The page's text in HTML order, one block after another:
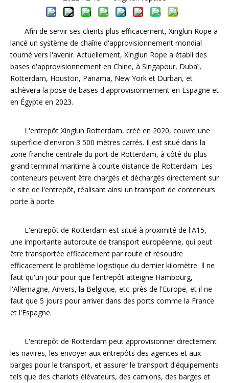
Afin de servir ses clients plus efficacement, Xinglun Rope a
lancé un système de chaîne d'approvisionnement mondial
tourné vers l'avenir. Actuellement, Xinglun Rope a établi des
bases d'approvisionnement en Chine, à Singapour, Dubaï,
Rotterdam, Houston, Panama, New York et Durban, et
achèvera la pose de bases d'approvisionnement en Espagne et
en Égypte en 2023.
L'entrepôt Xinglun Rotterdam, créé en 2020, couvre une
superficie d'environ 3 500 mètres carrés. Il est situé dans la
zone franche centrale du port de Rotterdam, à côté du plus
grand terminal maritime à courte distance de Rotterdam. Les
conteneurs peuvent être chargés et déchargés directement sur
le site de l'entrepôt, réalisant ainsi un transport de conteneurs
porte à porte.
L'entrepôt de Rotterdam est situé à proximité de l'A15,
une importante autoroute de transport européenne, qui peut
être transportée efficacement par route et résoudre
efficacement le problème logistique du dernier kilomètre. Il ne
faut qu'un jour pour que l'entrepôt atteigne Hambourg,
l'Allemagne, Anvers, la Belgique, etc. près de l'Europe, et il ne
faut que 5 jours pour arriver dans des ports comme la France
et l'Espagne.
L'entrepôt de Rotterdam peut approvisionner directement
les navires, les envoyer aux entrepôts des agences et aux
barges pour le transport, et assurer le transport d'équipements
tels que des chariots élévateurs, des camions, des barges et